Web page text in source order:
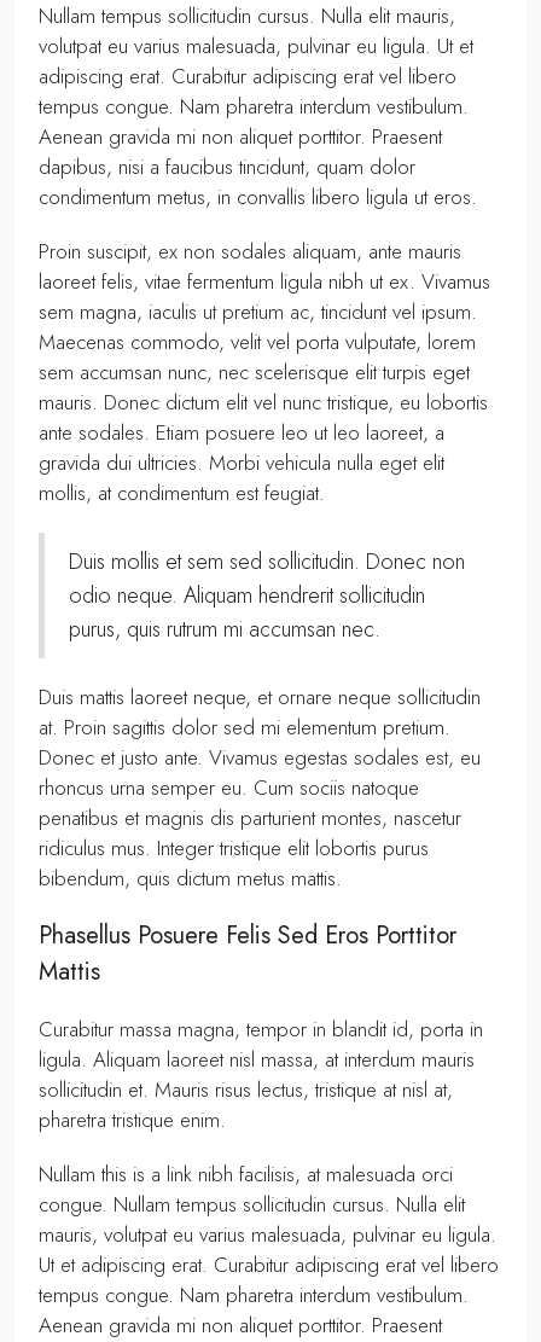
Nullam tempus sollicitudin cursus. Nulla elit mauris,
volutpat eu varius malesuada, pulvinar eu ligula. Ut et
adipiscing erat. Curabitur adipiscing erat vel libero
tempus congue. Nam pharetra interdum vestibulum.
Aenean gravida mi non aliquet porttitor. Praesent
dapibus, nisi a faucibus tincidunt, quam dolor
condimentum metus, in convallis libero ligula ut eros.
Proin suscipit, ex non sodales aliquam, ante mauris
laoreet felis, vitae fermentum ligula nibh ut ex. Vivamus
sem magna, iaculis ut pretium ac, tincidunt vel ipsum.
Maecenas commodo, velit vel porta vulputate, lorem
sem accumsan nunc, nec scelerisque elit turpis eget
mauris. Donec dictum elit vel nunc tristique, eu lobortis
ante sodales. Etiam posuere leo ut leo laoreet, a
gravida dui ultricies. Morbi vehicula nulla eget elit
mollis, at condimentum est feugiat.
Duis mollis et sem sed sollicitudin. Donec non
odio neque. Aliquam hendrerit sollicitudin
purus, quis rutrum mi accumsan nec.
Duis mattis laoreet neque, et ornare neque sollicitudin
at. Proin sagittis dolor sed mi elementum pretium.
Donec et justo ante. Vivamus egestas sodales est, eu
rhoncus urna semper eu. Cum sociis natoque
penatibus et magnis dis parturient montes, nascetur
ridiculus mus. Integer tristique elit lobortis purus
bibendum, quis dictum metus mattis.
Phasellus Posuere Felis Sed Eros Porttitor
Mattis
Curabitur massa magna, tempor in blandit id, porta in
ligula. Aliquam laoreet nisl massa, at interdum mauris
sollicitudin et. Mauris risus lectus, tristique at nisl at,
pharetra tristique enim.
Nullam this is a link nibh facilisis, at malesuada orci
congue. Nullam tempus sollicitudin cursus. Nulla elit
mauris, volutpat eu varius malesuada, pulvinar eu ligula.
Ut et adipiscing erat. Curabitur adipiscing erat vel libero
tempus congue. Nam pharetra interdum vestibulum.
Aenean gravida mi non aliquet porttitor. Praesent